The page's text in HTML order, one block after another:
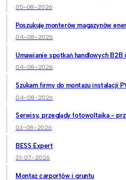
05-08-2026
Poszukuję monterów magazynów
04-08-2026
Umawianie spotkań handlowych B2B
04-08-2026
Szukam firmy do montażu instalacji
04-08-2026
Serwisy, przeglądy fotowoltaika -
03-08-2026
BESS Expert
31-07-2026
Montaż carportów i gruntu